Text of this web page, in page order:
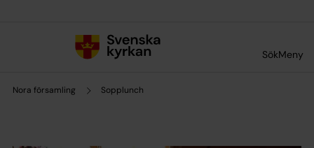
SökMeny
Nora församling Sopplunch